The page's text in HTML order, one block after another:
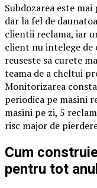
Subdozarea este
dar la fel de
clientii reclama, iar
client nu intelege de
reuseste sa curete
teama de a cheltui
Monitorizarea
periodica pe masini
masini pe zi, 5
risc major de
Cum
pentru tot